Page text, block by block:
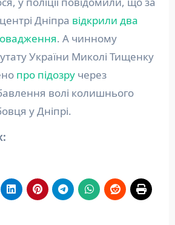
Дніпра відкрили два
. А чинному
України Миколі Тищенку
про підозручерез
волі колишнього
у Дніпрі.